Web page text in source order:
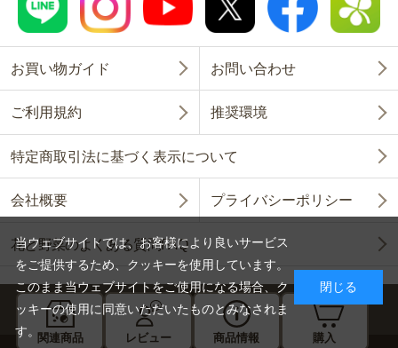
関連商品 レビュー 商品情報 購入
お買い物ガイド お問い合わせ
ご利用規約 推奨環境
特定商取引法に基づく表示について
会社概要 プライバシーポリシー
花と野菜のよくある質問FAQ
Copyright © SAKATA SEED CORPORATION All Rights Reserved.
当ウェブサイトでは、お客様により良いサービス
をご提供するため、クッキーを使用しています。
このまま当ウェブサイトをご使用になる場合、ク
ッキーの使用に同意いただいたものとみなされま
す。
閉じる